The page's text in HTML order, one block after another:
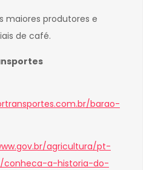
maiores produtores e
de café.
barao-
agricultura/pt-
conheca-a-historia-do-